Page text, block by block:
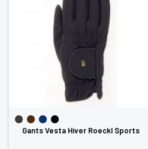
Gants Vesta Hiver Roeckl Sports